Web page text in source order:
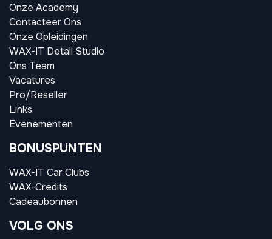
Onze Academy
Contacteer Ons
Onze Opleidingen
WAX-IT Detail Studio
Ons Team
Vacatures
Pro/Reseller
Links
Evenementen
BONUSPUNTEN
WAX-IT Car Clubs
WAX-Credits
Cadeaubonnen
VOLG ONS